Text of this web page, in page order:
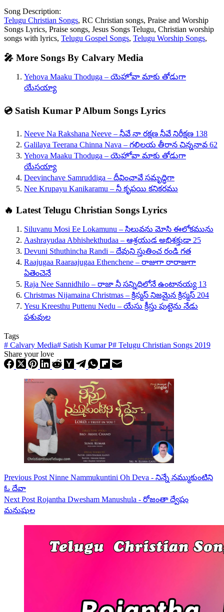
Song Description:
Telugu Christian Songs, RC Christian songs, Praise and Worship
Songs Lyrics, Praise songs, Jesus Songs Telugu, Christian worship
songs with lyrics, Telugu Gospel Songs, Telugu Worship Songs,
🎤 More Songs By Calvary Media
Yehova Maaku Thoduga – యెహోవా మాకు తోడుగా
యేసయ్యా
💿 Satish Kumar P Album Songs Lyrics
Neeve Na Rakshana Neeve – నీవే నా రక్షణ నీవే నిరీక్షణ 138
Galilaya Teerana Chinna Nava – గలిలయ తీరాన చిన్ననావ 62
Yehova Maaku Thoduga – యెహోవా మాకు తోడుగా
యేసయ్యా
Deevinchave Samruddiga – దీవించావే సమృద్ధిగా
Nee Krupayu Kanikaramu – నీ కృపయి కనికరము
🔥 Latest Telugu Christian Songs Lyrics
Siluvanu Mosi Ee Lokamunu – సిలువను మోసి ఈలోకమును
Aashrayudaa Abhishekthudaa – ఆశ్రయుడ అభిశక్తుడా 25
Devuni Sthuthincha Randi – దేవుని స్తుతించ రండి గత
Raajugaa Raaraajugaa Ethenchene – రాజుగా రారాజుగా
ఏతెంచెనే
Raja Nee Sannidhilo – రాజా నీ సన్నిధిలోనే ఉంటానయ్య 13
Christmas Nijamaina Christmas – క్రిస్మస్ నిజమైన క్రిస్మస్ 204
Yesu Kreesthu Puttenu Nedu – యేసు క్రీస్తు పుట్టెను నేడు
పశువుల
Tags
# Calvary Media# Satish Kumar P# Telugu Christian Songs 2019
Share your love
Previous Post Ninne Nammukuntini Oh Deva - నిన్నే నమ్ముకుంటిని
ఓ దేవా
Next Post Rojantha Dwesham Manushula - రోజంతా ద్వేషం
మనుషుల